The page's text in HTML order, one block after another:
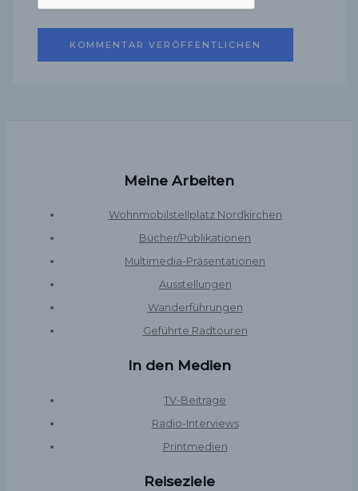
Meine Arbeiten
Wohnmobilstellplatz Nordkirchen
Bücher/Publikationen
Multimedia-Präsentationen
Ausstellungen
Wanderführungen
Geführte Radtouren
In den Medien
TV-Beiträge
Radio-Interviews
Printmedien
Reiseziele